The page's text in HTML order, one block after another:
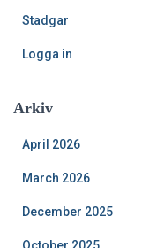
Stadgar
Logga in
Arkiv
April 2026
March 2026
December 2025